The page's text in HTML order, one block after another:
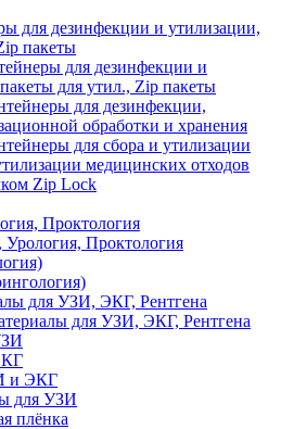
для дезинфекции и утилизации,
пакеты
для дезинфекции и
для утил., Zip пакеты
для дезинфекции,
обработки и хранения
для сбора и утилизации
медицинских отходов
Zip Lock
Проктология
Урология, Проктология
для УЗИ, ЭКГ, Рентгена
для УЗИ, ЭКГ, Рентгена
и ЭКГ
для УЗИ
плёнка